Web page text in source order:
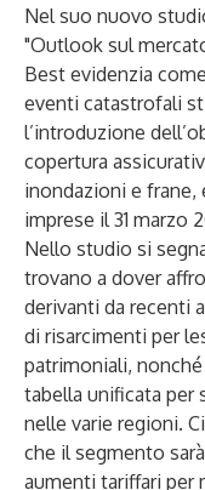
Nel suo nuovo
"Outlook sul
Best evidenzia
eventi catastrofali
l’introduzione
copertura
inondazioni e frane,
imprese il 31 marzo
Nello studio si
trovano a dover
derivanti da recenti
di risarcimenti per
patrimoniali,
tabella unificata per
nelle varie regioni.
che il segmento
aumenti tariffari per